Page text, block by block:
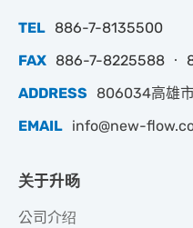
TEL 886-7-8135500
FAX 886-7-8225588 ‧
ADDRESS
806034高雄
EMAIL info@new-
关于升旸
公司介绍